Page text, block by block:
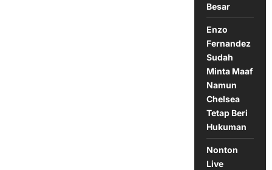
Besar
Enzo
Fernandez
Sudah
Minta Maaf
Namun
Chelsea
Tetap Beri
Hukuman
Nonton
Live